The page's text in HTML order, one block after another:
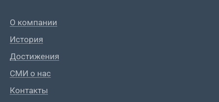
О компании
История
Достижения
СМИ о нас
Контакты